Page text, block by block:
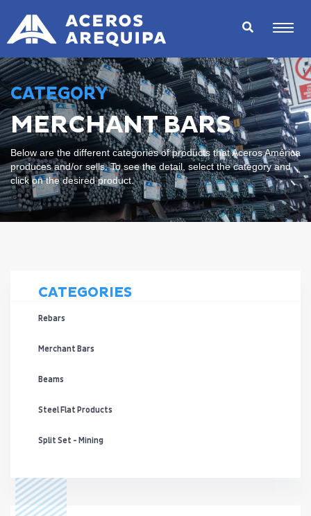
CATEGORY
MERCHANT BARS
Below are the different categories of products that Aceros América
produces and/or sells. To see the detail, select the category and
click on the desired product.
CATEGORIES
Rebars
Merchant Bars
Beams
Steel Flat Products
Split Set - Mining